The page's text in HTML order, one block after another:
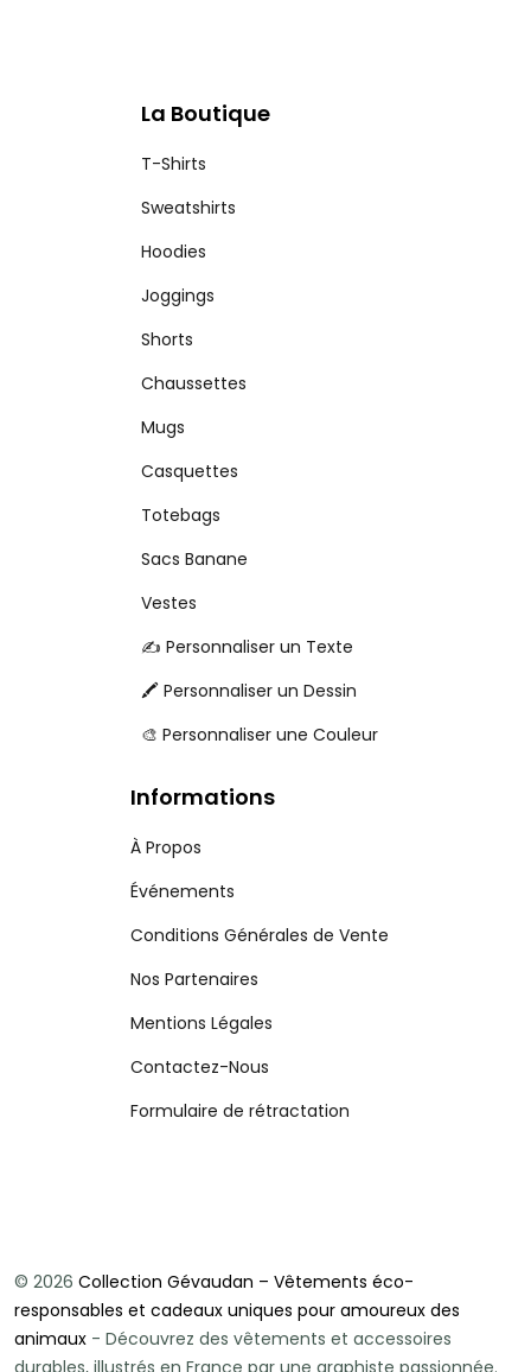
La Boutique
T-Shirts
Sweatshirts
Hoodies
Joggings
Shorts
Chaussettes
Mugs
Casquettes
Totebags
Sacs Banane
Vestes
✍️ Personnaliser un Texte
🖍️ Personnaliser un Dessin
🎨 Personnaliser une Couleur
Informations
À Propos
Événements
Conditions Générales de Vente
Nos Partenaires
Mentions Légales
Contactez-Nous
Formulaire de rétractation
© 2026 Collection Gévaudan – Vêtements éco-
responsables et cadeaux uniques pour amoureux des
animaux - Découvrez des vêtements et accessoires